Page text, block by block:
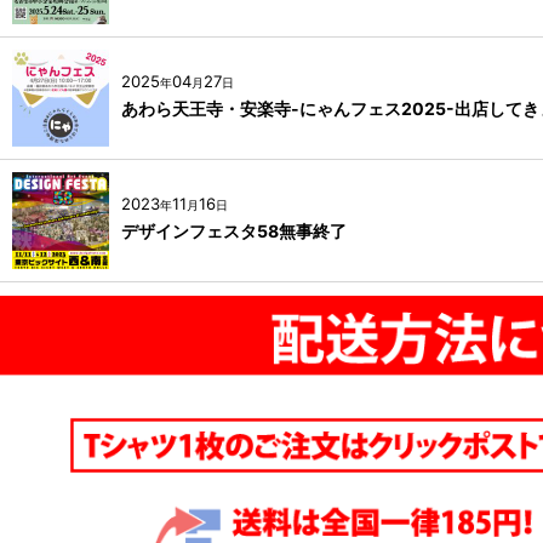
2025年04月 27日
あわら天王寺・安楽寺-にゃんフェス2025-出店してき
2023年11 月16日
デザインフェスタ58無事終了